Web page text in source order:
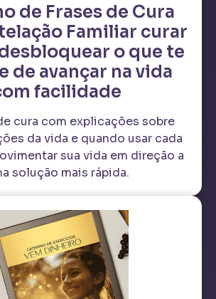
de Frases de Cura
Familiar curar
o que te
de avançar na vida
facilidade
cura com explicações sobre
da vida e quando usar cada
sua vida em direção a
solução mais rápida.